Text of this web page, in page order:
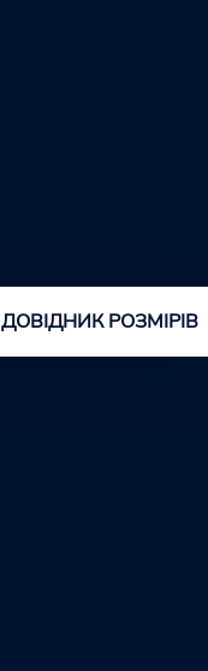
ДОВІДНИК РОЗМІРІВ